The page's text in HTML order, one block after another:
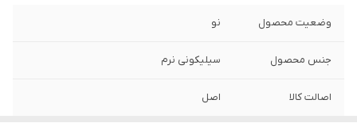
وضعیت محصول نو
جنس محصول سیلیکونی نرم
اصالت کالا اصل